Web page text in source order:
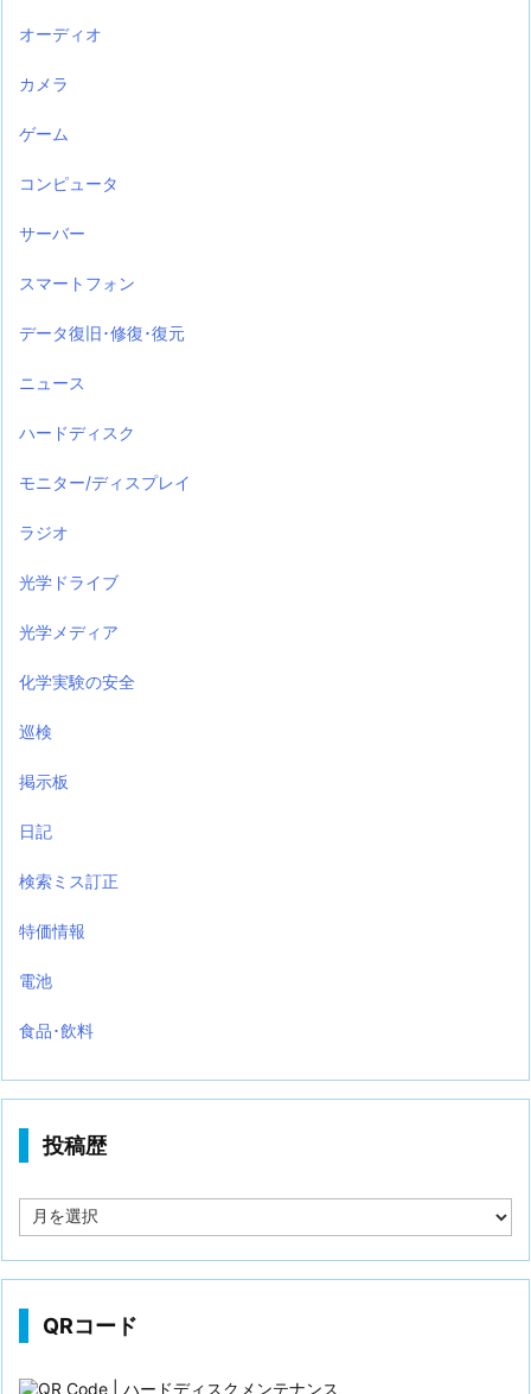
オーディオ
カメラ
ゲーム
コンピュータ
サーバー
スマートフォン
データ復旧･修復･復元
ニュース
ハードディスク
モニター/ディスプレイ
ラジオ
光学ドライブ
光学メディア
化学実験の安全
巡検
掲示板
日記
検索ミス訂正
特価情報
電池
食品･飲料
投稿歴
稿
QRコード